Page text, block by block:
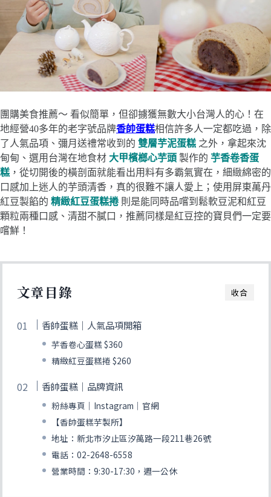
團購美食推薦～ 看似簡單，但卻擄獲無數大小台灣人的心！在
地經營40多年的老字號品牌香帥蛋糕相信許多人一定都吃過，除
了人氣品項、彌月送禮常收到的 雙層芋泥蛋糕 之外，拿起來沈
甸甸、選用台灣在地食材 大甲檳榔心芋頭 製作的 芋香卷香蛋
糕 ，從切開後的橫剖面就能看出用料有多霸氣實在，細緻綿密的
口感加上迷人的芋頭清香，真的很難不讓人愛上；使用屏東萬丹
紅豆製餡的 精緻紅豆蛋糕捲則是能同時品嚐到鬆軟豆泥和紅豆
顆粒兩種口感、清甜不膩口，推薦同樣是紅豆控的寶貝們一定要
嚐鮮！
收合
文章目錄
香帥蛋糕｜人氣品項開箱
芋香卷心蛋糕 $360
精緻紅豆蛋糕捲 $260
香帥蛋糕｜品牌資訊
粉絲專頁｜Instagram｜官網
【香帥蛋糕芋製所】
地址：新北市汐止區汐萬路一段211巷26號
電話：02-2648-6558
營業時間：9:30-17:30，週一公休